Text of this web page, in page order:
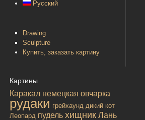
Русский
Drawing
Sculpture
Купить, заказать картину
Картины
Каракал немецкая овчарка
рудаки грейхаунд дикий кот
Леопард пудель хищник Лань